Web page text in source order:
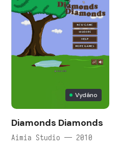
Vydáno
Diamonds Diamonds
Aimia Studio — 2010